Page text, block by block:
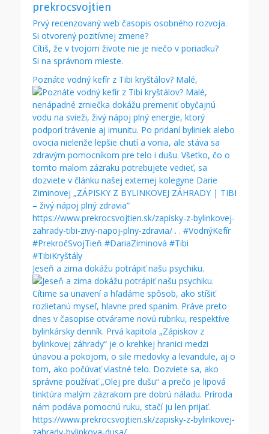
prekrocsvojtien
Prvý recenzovaný web časopis osobného rozvoja.
Si otvorený pozitívnej zmene?
Cítiš, že v tvojom živote nie je niečo v poriadku?
Si na správnom mieste.
Poznáte vodný kefír z Tibi kryštálov? Malé,
Jeseň a zima dokážu potrápiť našu psychiku.